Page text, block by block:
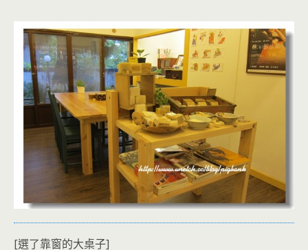
[選了靠窗的大桌子]